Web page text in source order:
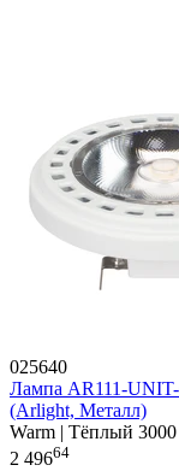
025640
Лампа AR111-
(Arlight, Металл)
Warm | Тёплый
2 49664